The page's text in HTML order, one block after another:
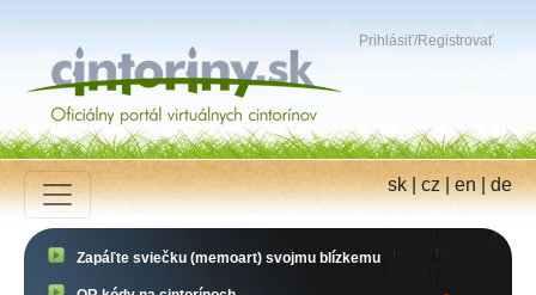
Prihlásiť/Registrovať
sk|cz|en|de
Zapáľte sviečku (memoart) svojmu blízkemu